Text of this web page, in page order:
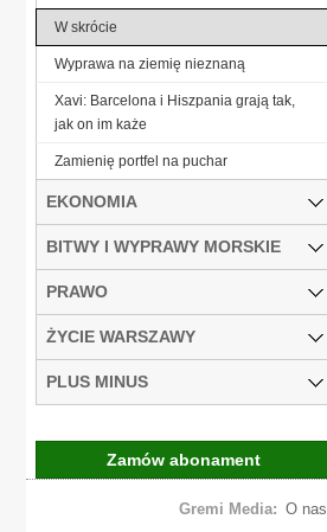
W skrócie
Wyprawa na ziemię nieznaną
Xavi: Barcelona i Hiszpania grają tak,
jak on im każe
Zamienię portfel na puchar
EKONOMIA
BITWY I WYPRAWY MORSKIE
PRAWO
ŻYCIE WARSZAWY
PLUS MINUS
Zamów abonament
Gremi Media: O nas